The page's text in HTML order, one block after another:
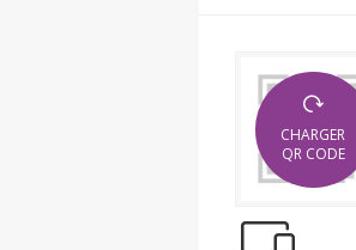
CHARGER
QR CODE